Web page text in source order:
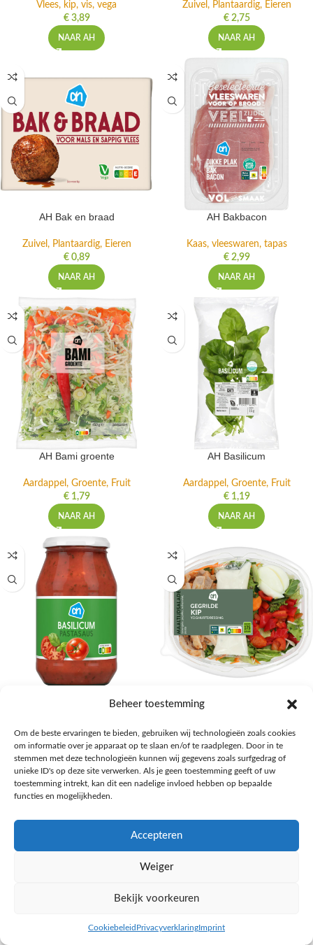
Beheer toestemming
Om de beste ervaringen te bieden, gebruiken wij technologieën zoals cookies
om informatie over je apparaat op te slaan en/of te raadplegen. Door in te
stemmen met deze technologieën kunnen wij gegevens zoals surfgedrag of
unieke ID's op deze site verwerken. Als je geen toestemming geeft of uw
toestemming intrekt, kan dit een nadelige invloed hebben op bepaalde
functies en mogelijkheden.
Accepteren
Weiger
Bekijk voorkeuren
Cookiebeleid PrivacyverklaringImprint
Vlees, kip, vis, vega
€3,89
NAAR AH
Zuivel, Plantaardig, Eieren
€2,75
NAAR AH
AH Bak en braad
Zuivel, Plantaardig, Eieren
€0,89
NAAR AH
AH Bakbacon
Kaas, vleeswaren, tapas
€2,99
NAAR AH
AH Bami groente
Aardappel, Groente, Fruit
€1,79
NAAR AH
AH Basilicum
Aardappel, Groente, Fruit
€1,19
NAAR AH
€1,59
NAAR AH
Salades,Pizza, Maaltijden
€3,39
NAAR AH